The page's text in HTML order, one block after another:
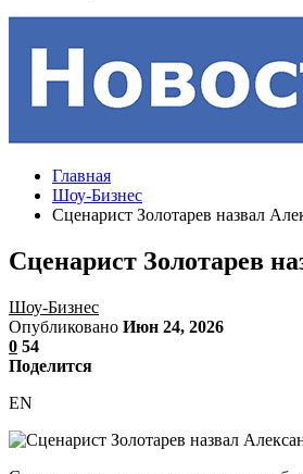
Главная
Шоу-Бизнес
Сценарист Золотарев назвал
Сценарист Золотарев
Шоу-Бизнес
Опубликовано Июн 24, 2026
0 54
Поделится
EN